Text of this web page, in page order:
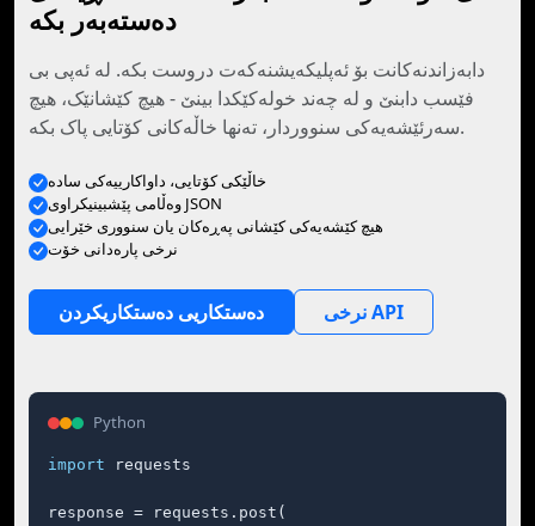
دەستەبەر بکە
دابەزاندنەکانت بۆ ئەپلیکەیشنەکەت دروست بکە. لە ئەپی بی
فێسب دابنێ و لە چەند خولەکێکدا بینێ - هیچ کێشانێک، هیچ
سەرئێشەیەکی سنووردار، تەنها خاڵەکانی کۆتایی پاک بکە.
خاڵێکی کۆتایی، داواکارییەکی سادە
وەڵامی پێشبینیکراوی JSON
هیچ کێشەیەکی کێشانی پەڕەکان یان سنووری خێرایی
نرخی پارەدانی خۆت
دەستکاریی دەستکاریکردن نرخی API
Python
import requests
response = requests.post(